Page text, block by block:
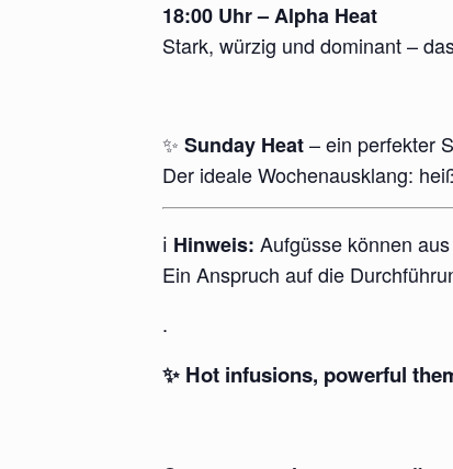
18:00 Uhr – Alpha Heat
Stark, würzig und dominant –
✨ Sunday Heat– ein perfekter
Der ideale Wochenausklang:
ℹ️ Hinweis: Aufgüsse können
Ein Anspruch auf die
.
✨ Hot infusions, powerful